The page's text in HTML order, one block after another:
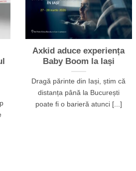
Axkid aduce experiența
Baby Boom la Iași
Dragă părinte din Iași, știm că
distanța până la București
poate fi o barieră atunci [...]